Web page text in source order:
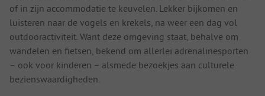
of in zijn accommodatie te keuvelen. Lekker bijkomen en
luisteren naar de vogels en krekels, na weer een dag vol
outdooractiviteit. Want deze omgeving staat, behalve om
wandelen en fietsen, bekend om allerlei adrenalinesporten
– ook voor kinderen – alsmede bezoekjes aan culturele
bezienswaardigheden.